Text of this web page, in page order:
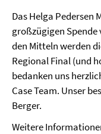
Das Helga Pedersen
großzügigen
den Mitteln werden
Regional Final (und
bedanken uns
Case Team. Unser
Berger.
Weitere